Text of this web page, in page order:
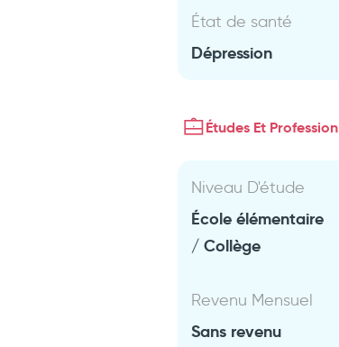
État de santé
Dépression
Études Et Profession
Niveau D'étude
École élémentaire
/ Collège
Revenu Mensuel
Sans revenu